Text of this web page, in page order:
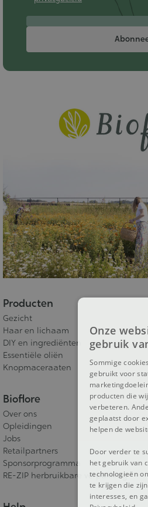
Producten
Gezicht
Haar en lichaam
DIY en ingrediënten
Essentiële oliën
Knopmaceraaten
Bioflore
Over ons
Opleidingen
Jobs
Retailpartners
Sponsorprogramma
RE-ZIP herbruikbare verpakking
Onze
gebruik
Sommige
gebruikt voor
producten die
verbeteren.
geplaatst door
helpen de
Door verder te
het gebruik van
technologieën
te krijgen die
interesses, en